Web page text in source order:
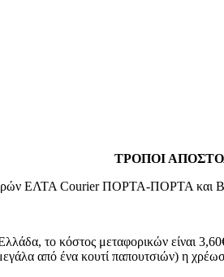
ΤΡΟΠΟΙ
ΕΛΤΑ Courier ΠΟΡΤΑ-ΠΟΡΤΑ και
το κόστος μεταφορικών είναι
από ένα κουτί παπουτσιών) η